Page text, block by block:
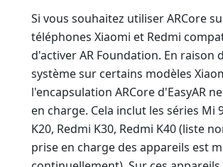
Si vous souhaitez utiliser ARCore
téléphones Xiaomi et Redmi
d'activer AR Foundation. En raison
système sur certains modèles
l'encapsulation ARCore d'EasyAR
en charge. Cela inclut les séries Mi
K20, Redmi K30, Redmi K40 (liste
prise en charge des appareils est